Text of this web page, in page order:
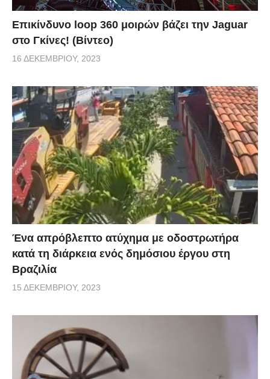
Επικίνδυνο loop 360 μοιρών βάζει την Jaguar
στο Γκίνες! (Βίντεο)
16 ΔΕΚΕΜΒΡΊΟΥ, 2023
Ένα απρόβλεπτο ατύχημα με οδοστρωτήρα
κατά τη διάρκεια ενός δημόσιου έργου στη
Βραζιλία
15 ΔΕΚΕΜΒΡΊΟΥ, 2023